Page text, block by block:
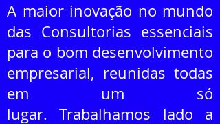
A maior inovação no mundo
das Consultorias essenciais
para o bom desenvolvimento
empresarial, reunidas todas
em um só
lugar. Trabalhamos lado a